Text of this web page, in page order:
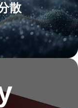
散